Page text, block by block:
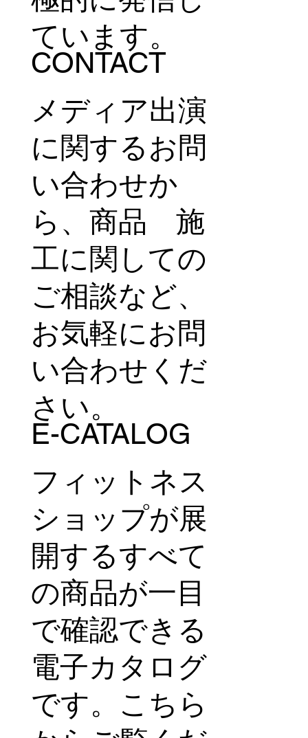
ています。
CONTACT
メディア出演
に関するお問
い合わせか
ら、商品 施
工に関しての
ご相談など、
お気軽にお問
い合わせくだ
さい。
E-CATALOG
フィットネス
ショップが展
開するすべて
の商品が一目
で確認できる
電子カタログ
です。こちら